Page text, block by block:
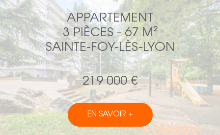
APPARTEMENT
3 PIÈCES - 67 M²
SAINTE-FOY-LÈS-LYON
219 000 €
EN SAVOIR +